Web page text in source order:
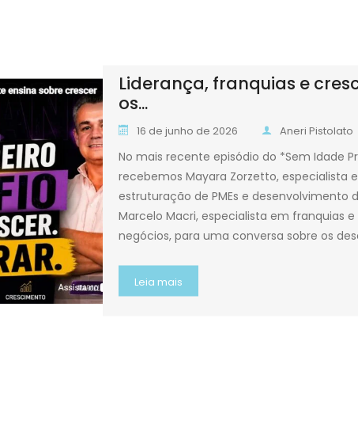
Liderança, franquias e
os...
16 de junho de 2026 Aneri Pistolato
No mais recente episódio do *Sem Idade
recebemos Mayara Zorzetto, especialista
estruturação de PMEs e desenvolvimento
Marcelo Macri, especialista em franquias
negócios, para uma conversa sobre os
Leia mais